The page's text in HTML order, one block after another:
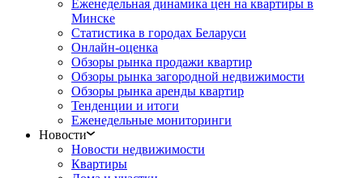
Еженедельная динамика цен на квартиры в
Минске
Статистика в городах Беларуси
Онлайн-оценка
Обзоры рынка продажи квартир
Обзоры рынка загородной недвижимости
Обзоры рынка аренды квартир
Тенденции и итоги
Еженедельные мониторинги
Новости
Новости недвижимости
Квартиры